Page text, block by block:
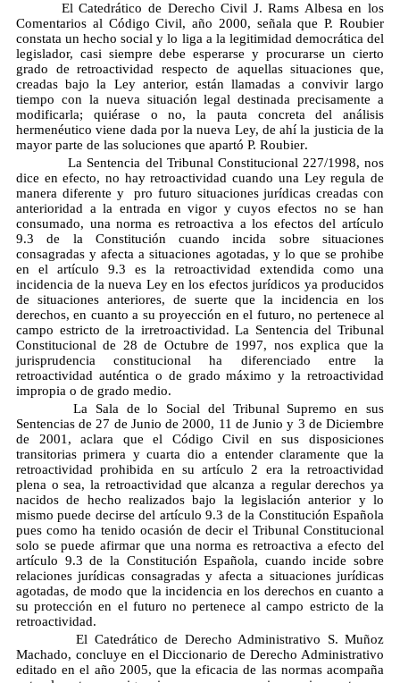
El Catedrático de Derecho Civil J. Rams Albesa en los
Comentarios al Código Civil, año 2000, señala que P. Roubier
constata un hecho social y lo liga a la legitimidad democrática del
legislador, casi siempre debe esperarse y procurarse un cierto
grado de retroactividad respecto de aquellas situaciones que,
creadas bajo la Ley anterior, están llamadas a convivir largo
tiempo con la nueva situación legal destinada precisamente a
modificarla; quiérase o no, la pauta concreta del análisis
hermenéutico viene dada por la nueva Ley, de ahí la justicia de la
mayor parte de las soluciones que apartó P. Roubier.
La Sentencia del Tribunal Constitucional 227/1998, nos
dice en efecto, no hay retroactividad cuando una Ley regula de
manera diferente y pro futuro situaciones jurídicas creadas con
anterioridad a la entrada en vigor y cuyos efectos no se han
consumado, una norma es retroactiva a los efectos del artículo
9.3 de la Constitución cuando incida sobre situaciones
consagradas y afecta a situaciones agotadas, y lo que se prohibe
en el artículo 9.3 es la retroactividad extendida como una
incidencia de la nueva Ley en los efectos jurídicos ya producidos
de situaciones anteriores, de suerte que la incidencia en los
derechos, en cuanto a su proyección en el futuro, no pertenece al
campo estricto de la irretroactividad. La Sentencia del Tribunal
Constitucional de 28 de Octubre de 1997, nos explica que la
jurisprudencia constitucional ha diferenciado entre la
retroactividad auténtica o de grado máximo y la retroactividad
impropia o de grado medio.
La Sala de lo Social del Tribunal Supremo en sus
Sentencias de 27 de Junio de 2000, 11 de Junio y 3 de Diciembre
de 2001, aclara que el Código Civil en sus disposiciones
transitorias primera y cuarta dio a entender claramente que la
retroactividad prohibida en su artículo 2 era la retroactividad
plena o sea, la retroactividad que alcanza a regular derechos ya
nacidos de hecho realizados bajo la legislación anterior y lo
mismo puede decirse del artículo 9.3 de la Constitución Española
pues como ha tenido ocasión de decir el Tribunal Constitucional
solo se puede afirmar que una norma es retroactiva a efecto del
artículo 9.3 de la Constitución Española, cuando incide sobre
relaciones jurídicas consagradas y afecta a situaciones jurídicas
agotadas, de modo que la incidencia en los derechos en cuanto a
su protección en el futuro no pertenece al campo estricto de la
retroactividad.
El Catedrático de Derecho Administrativo S. Muñoz
Machado, concluye en el Diccionario de Derecho Administrativo
editado en el año 2005, que la eficacia de las normas acompaña